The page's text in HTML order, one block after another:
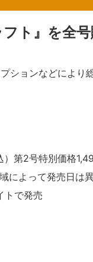
フト』を全
ションなどにより
第2号特別価格
よって発売日は
トで発売